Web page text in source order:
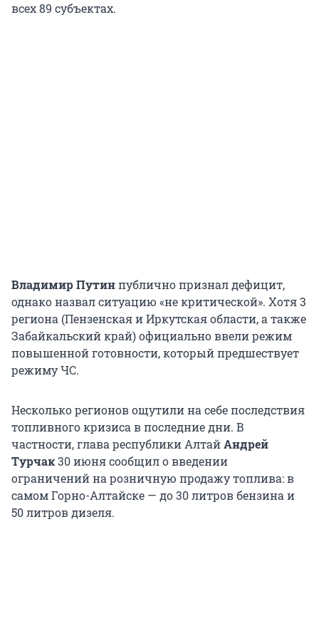
всех 89 субъектах.
Владимир Путинпублично признал дефицит,
однако назвал ситуацию «не критической». Хотя 3
региона (Пензенская и Иркутская области, а также
Забайкальский край) официально ввели режим
повышенной готовности, который предшествует
режиму ЧС.
Несколько регионов ощутили на себе последствия
топливного кризиса в последние дни. В
частности, глава республики АлтайАндрей
Турчак30 июня сообщил о введении
ограничений на розничную продажу топлива: в
самом Горно-Алтайске — до 30 литров бензина и
50 литров дизеля.